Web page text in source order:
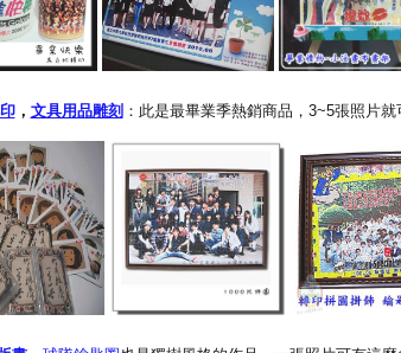
， 文具用品雕刻 ：此是最畢業季熱銷商品，3~5張照片